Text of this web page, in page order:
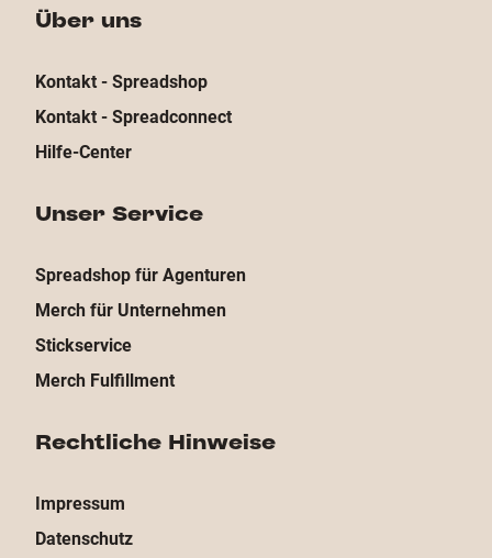
Über uns
Kontakt - Spreadshop
Kontakt - Spreadconnect
Hilfe-Center
Unser Service
Spreadshop für Agenturen
Merch für Unternehmen
Stickservice
Merch Fulfillment
Rechtliche Hinweise
Impressum
Datenschutz